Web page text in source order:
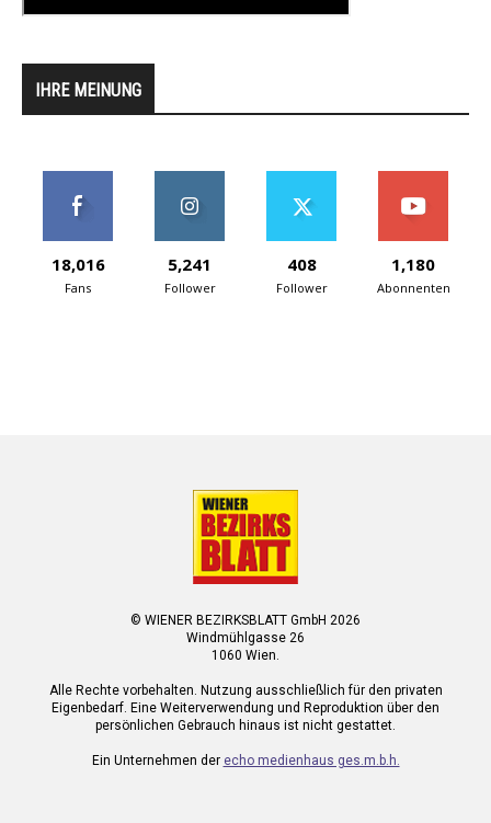
IHRE MEINUNG
18,016
Fans
5,241
Follower
408
Follower
1,180
Abonnenten
© WIENER BEZIRKSBLATT GmbH 2026
Windmühlgasse 26
1060 Wien.
Alle Rechte vorbehalten. Nutzung ausschließlich für den privaten
Eigenbedarf. Eine Weiterverwendung und Reproduktion über den
persönlichen Gebrauch hinaus ist nicht gestattet.
Ein Unternehmen der echo medienhaus ges.m.b.h.